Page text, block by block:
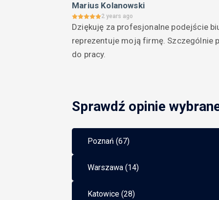
Marius Kolanowski
2 years ago
Dziękuję za profesjonalne podejście
reprezentuje moją firmę. Szczególnie
do pracy.
Sprawdź opinie
Poznań (67)
Warszawa (14)
Katowice (28)